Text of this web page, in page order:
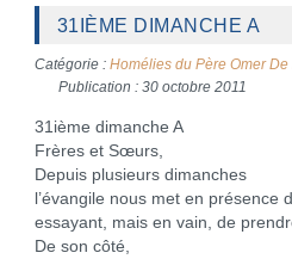
31IÈME DIMANCHE A
Catégorie : Homélies du Père Omer De
Publication : 30 octobre 2011
31ième dimanche A
Frères et Sœurs,
Depuis plusieurs dimanches
l’évangile nous met en présence
essayant, mais en vain, de
De son côté,